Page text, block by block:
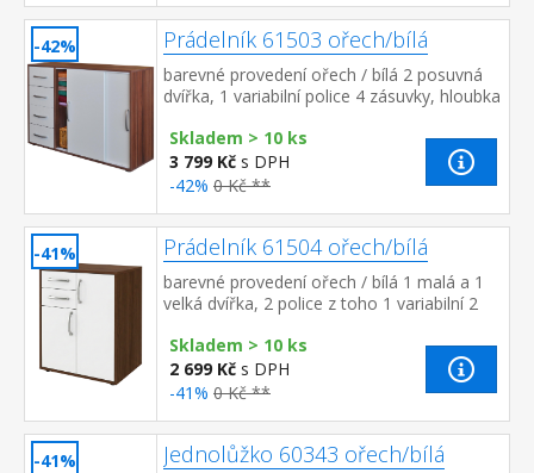
-42% Prádelník 61503 ořech/bílá
barevné provedení ořech / bílá 2 posuvná
dvířka, 1 variabilní police 4 zásuvky, hloubka
Skladem > 10 ks
3 799 Kč s DPH
-42% 0 Kč **
-41% Prádelník 61504 ořech/bílá
barevné provedení ořech / bílá 1 malá a 1
velká dvířka, 2 police z toho 1 variabilní 2
Skladem > 10 ks
2 699 Kč s DPH
-41% 0 Kč **
-41% Jednolůžko 60343 ořech/bílá